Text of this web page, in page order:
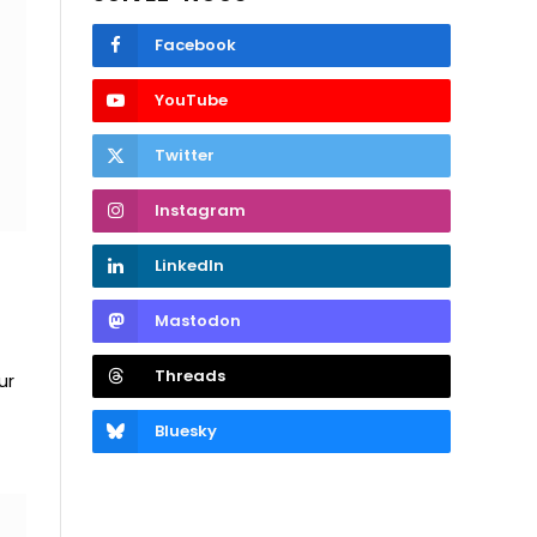
Facebook
YouTube
Twitter
Instagram
LinkedIn
Mastodon
Threads
Bluesky